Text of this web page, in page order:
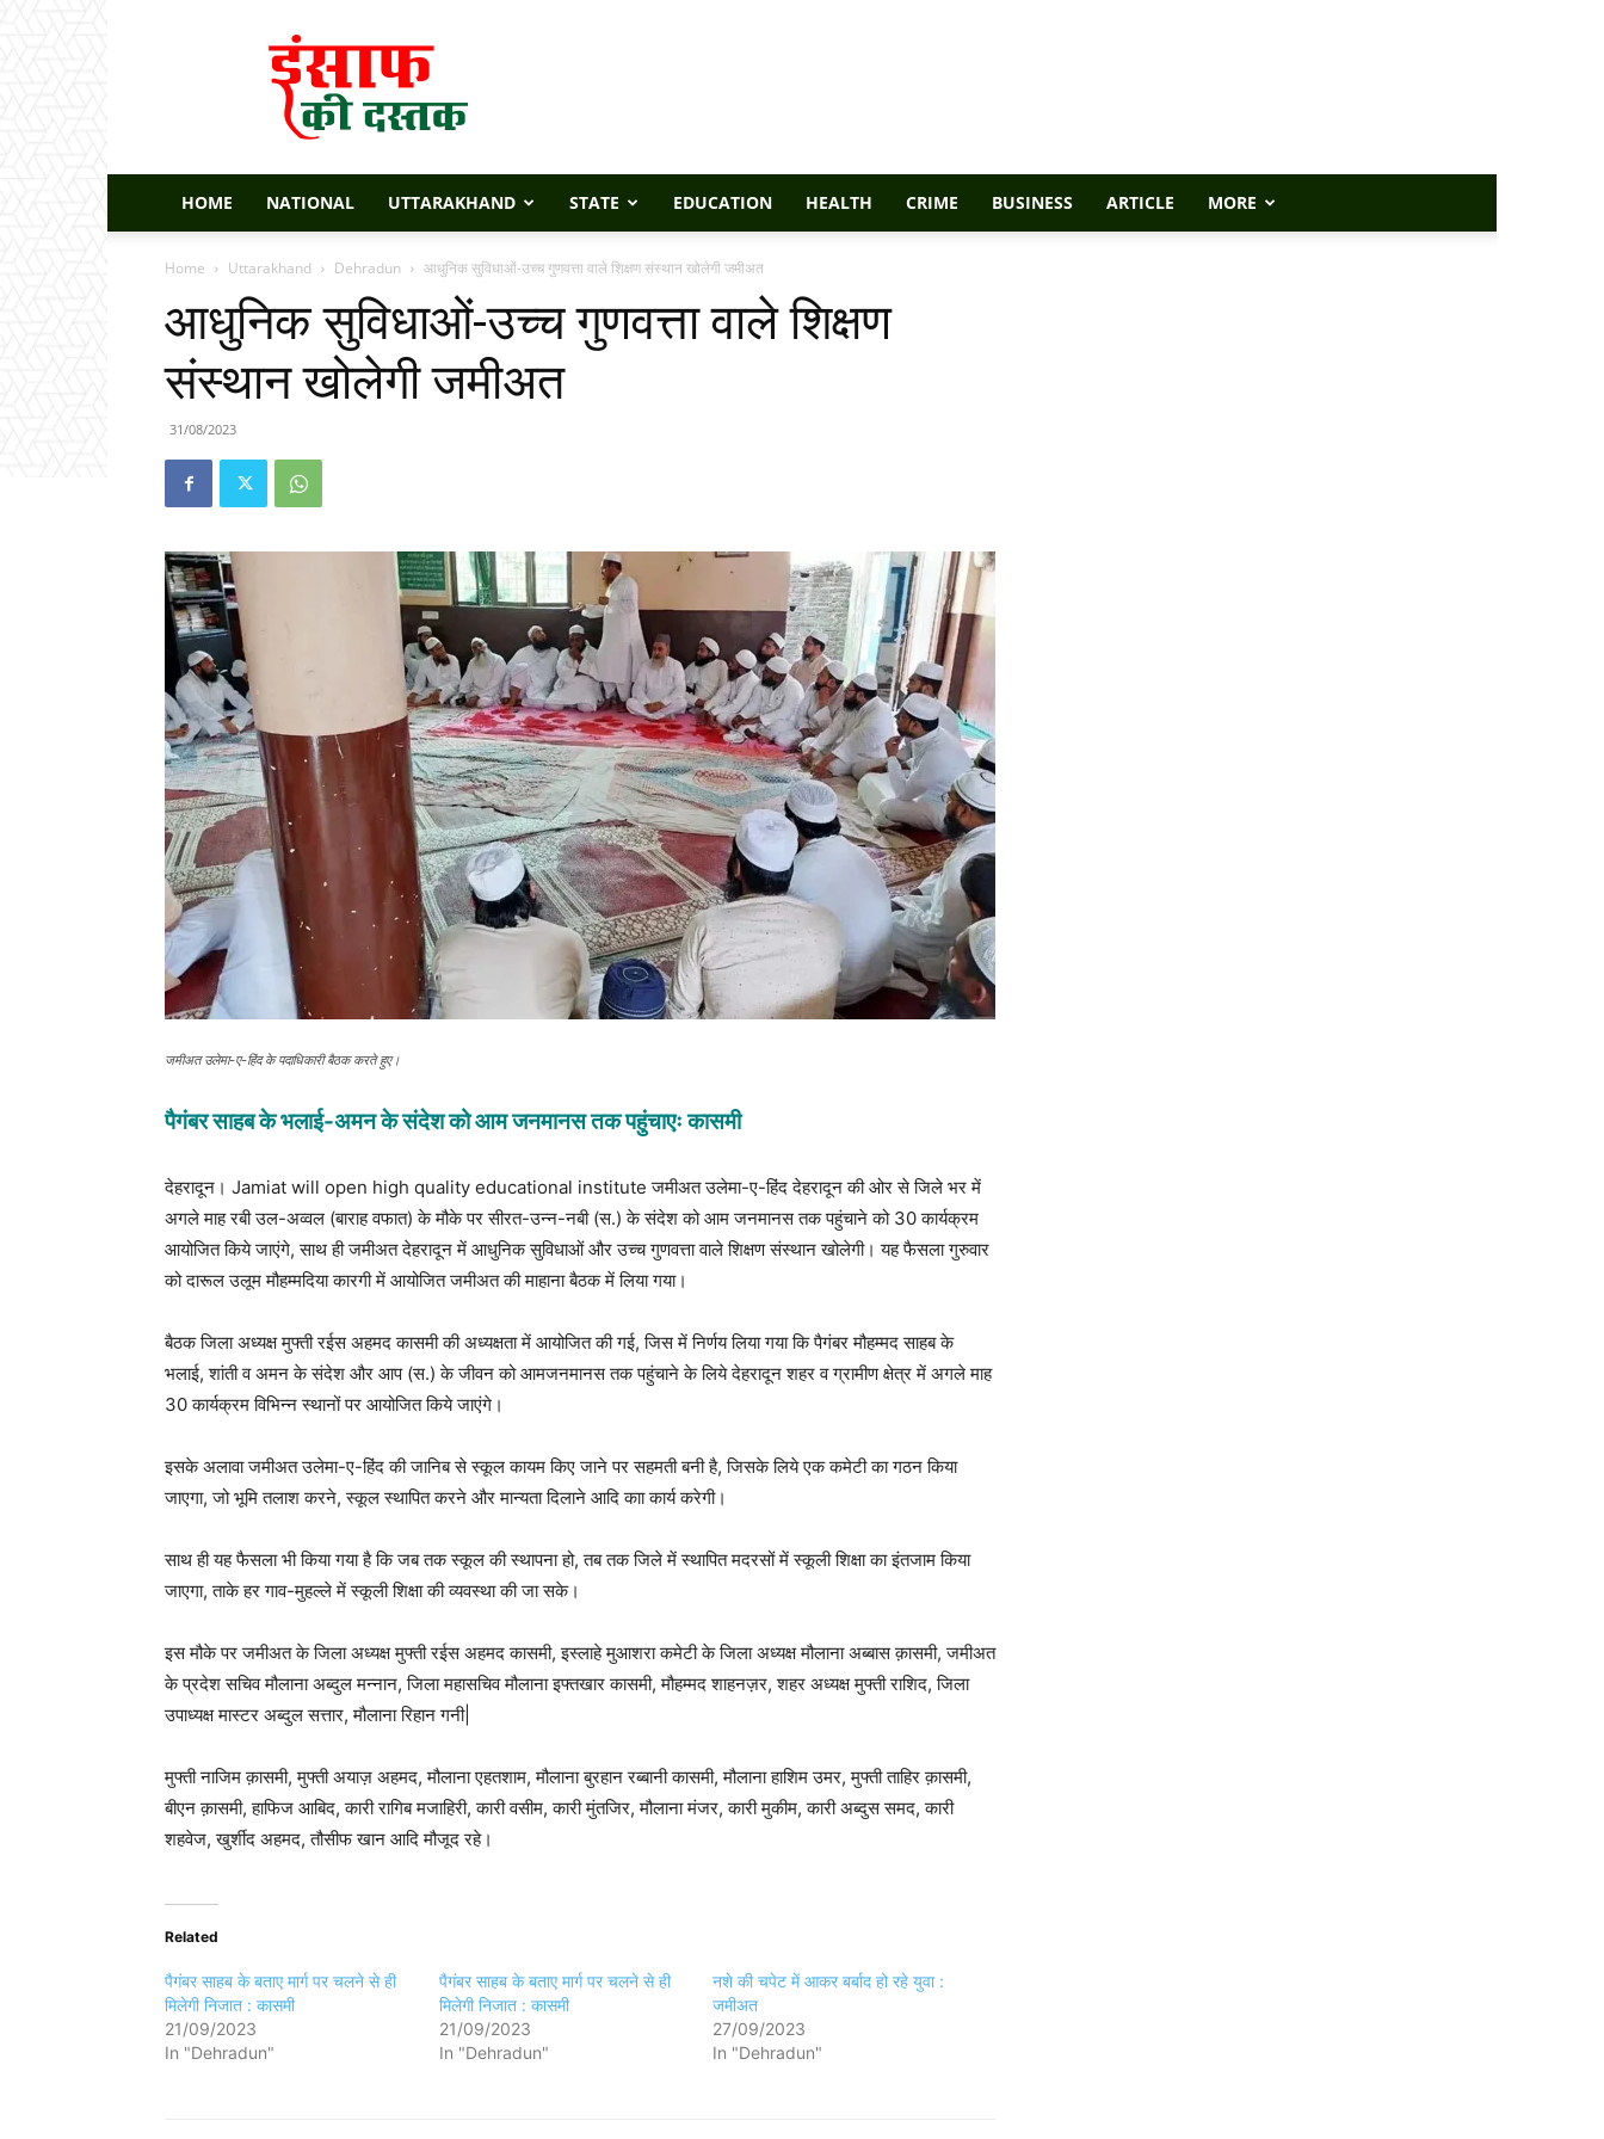
Insaaf
Ki
Dastak
HOME NATIONAL UTTARAKHAND STATE EDUCATION HEALTH CRIME BUSINESS ARTICLE MORE
Home Uttarakhand Dehradun आधुनिक सुविधाओं-उच्च गुणवत्ता वाले शिक्षण संस्थान खोलेगी जमीअत
आधुनिक सुविधाओं-उच्च गुणवत्ता वाले शिक्षण
संस्थान खोलेगी जमीअत
31/08/2023
जमीअत उलेमा-ए-हिंद के पदाधिकारी बैठक करते हुए।
पैगंबर साहब के भलाई-अमन के संदेश को आम जनमानस तक पहुंचाएः कासमी
देहरादून। Jamiat will open high quality educational institute जमीअत उलेमा-ए-हिंद देहरादून की ओर से जिले भर में
अगले माह रबी उल-अव्वल (बाराह वफात) के मौके पर सीरत-उन्न-नबी (स.) के संदेश को आम जनमानस तक पहुंचाने को 30 कार्यक्रम
आयोजित किये जाएंगे, साथ ही जमीअत देहरादून में आधुनिक सुविधाओं और उच्च गुणवत्ता वाले शिक्षण संस्थान खोलेगी। यह फैसला गुरुवार
को दारूल उलूम मौहम्मदिया कारगी में आयोजित जमीअत की माहाना बैठक में लिया गया।
बैठक जिला अध्यक्ष मुफ्ती रईस अहमद कासमी की अध्यक्षता में आयोजित की गई, जिस में निर्णय लिया गया कि पैगंबर मौहम्मद साहब के
भलाई, शांती व अमन के संदेश और आप (स.) के जीवन को आमजनमानस तक पहुंचाने के लिये देहरादून शहर व ग्रामीण क्षेत्र में अगले माह
30 कार्यक्रम विभिन्न स्थानों पर आयोजित किये जाएंगे।
इसके अलावा जमीअत उलेमा-ए-हिंद की जानिब से स्कूल कायम किए जाने पर सहमती बनी है, जिसके लिये एक कमेटी का गठन किया
जाएगा, जो भूमि तलाश करने, स्कूल स्थापित करने और मान्यता दिलाने आदि काा कार्य करेगी।
साथ ही यह फैसला भी किया गया है कि जब तक स्कूल की स्थापना हो, तब तक जिले में स्थापित मदरसों में स्कूली शिक्षा का इंतजाम किया
जाएगा, ताके हर गाव-मुहल्ले में स्कूली शिक्षा की व्यवस्था की जा सके।
इस मौके पर जमीअत के जिला अध्यक्ष मुफ्ती रईस अहमद कासमी, इस्लाहे मुआशरा कमेटी के जिला अध्यक्ष मौलाना अब्बास क़ासमी, जमीअत
के प्रदेश सचिव मौलाना अब्दुल मन्नान, जिला महासचिव मौलाना इफ्तखार कासमी, मौहम्मद शाहनज़र, शहर अध्यक्ष मुफ्ती राशिद, जिला
उपाध्यक्ष मास्टर अब्दुल सत्तार, मौलाना रिहान गनी|
मुफ्ती नाजिम क़ासमी, मुफ्ती अयाज़ अहमद, मौलाना एहतशाम, मौलाना बुरहान रब्बानी कासमी, मौलाना हाशिम उमर, मुफ्ती ताहिर क़ासमी,
बीएन क़ासमी, हाफिज आबिद, कारी रागिब मजाहिरी, कारी वसीम, कारी मुंतजिर, मौलाना मंजर, कारी मुकीम, कारी अब्दुस समद, कारी
शहवेज, खुर्शीद अहमद, तौसीफ खान आदि मौजूद रहे।
Related
पैगंबर साहब के बताए मार्ग पर चलने से ही
मिलेगी निजात : कासमी
21/09/2023
In "Dehradun"
पैगंबर साहब के बताए मार्ग पर चलने से ही
मिलेगी निजात : कासमी
21/09/2023
In "Dehradun"
नशे की चपेट में आकर बर्बाद हो रहे युवा :
जमीअत
27/09/2023
In "Dehradun"